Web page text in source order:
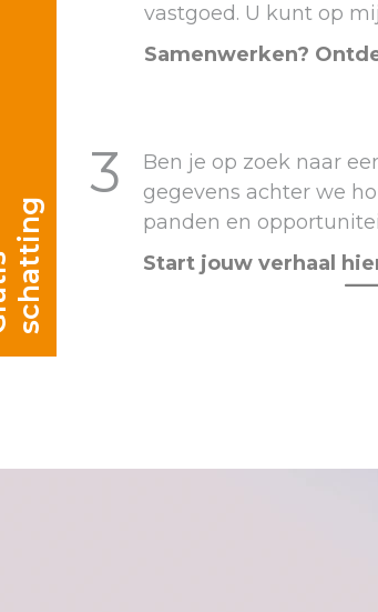
g
vastgoed. U kunt op
Samenwerken?
3
Ben je op zoek naar
gegevens achter we
panden en
Start jouw verhaal